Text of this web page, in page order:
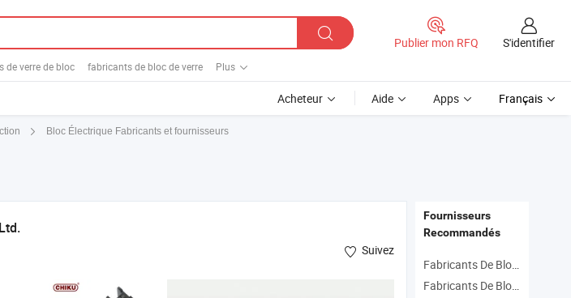
de verre de bloc fabricants de bloc de verre Plus
Publier mon RFQ S'identifier
Acheteur Aide Apps Français
Bloc Électrique Fabricants et fournisseurs
Suivez
Fournisseurs
Recommandés
Fabricants De Bloc Montant
Fabricants De Bloqueur À Crochet